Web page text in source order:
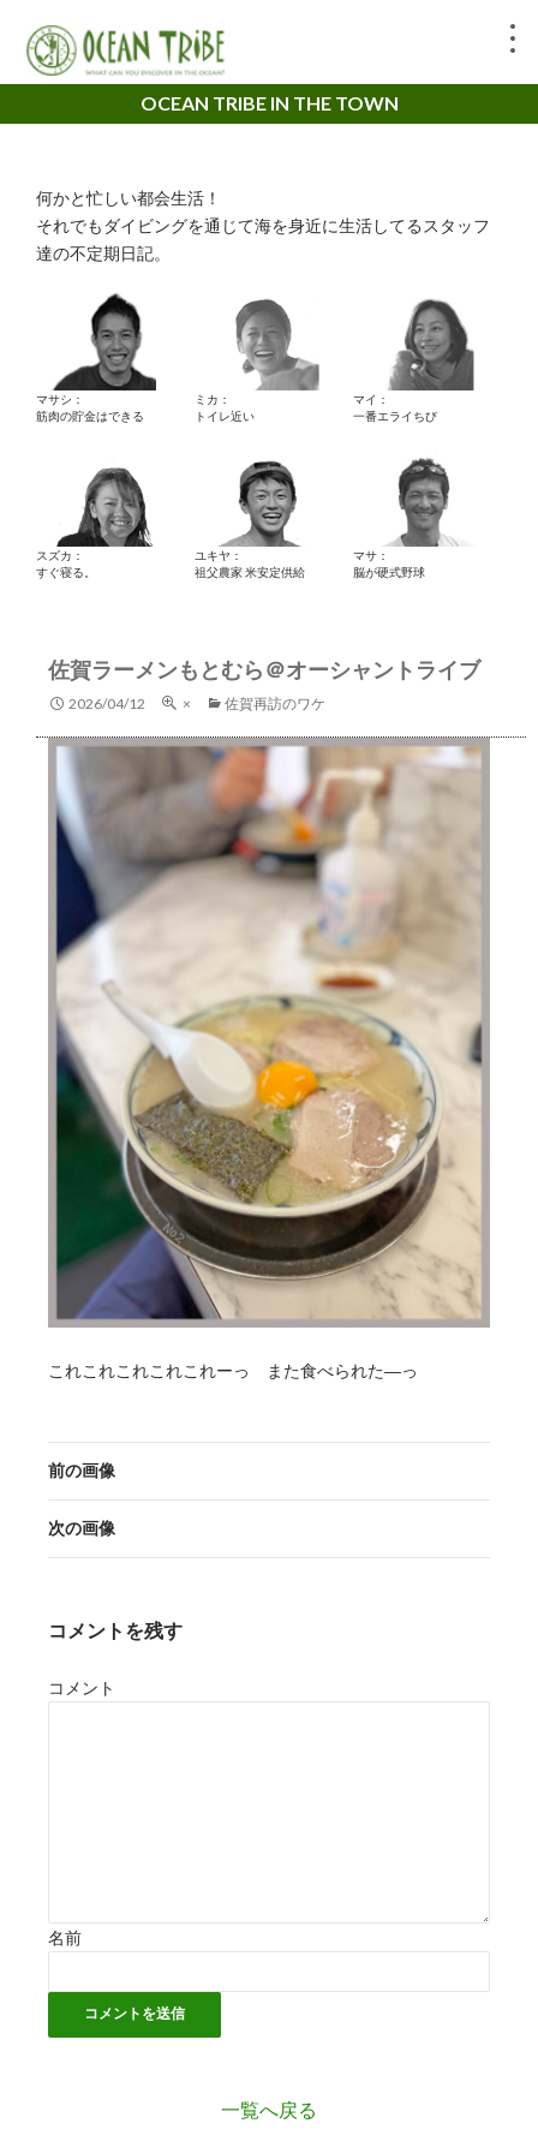
OCEAN TRIBE IN THE TOWN
何かと忙しい都会生活！
それでもダイビングを通じて海を身近に生活してるスタッフ
達の不定期日記。
マサシ：
筋肉の貯金はできる
ミカ：
トイレ近い
マイ：
一番エライちび
スズカ：
すぐ寝る。
ユキヤ：
祖父農家 米安定供給
マサ：
脳が硬式野球
佐賀ラーメンもとむら＠オーシャントライブ
2026/04/12 × 佐賀再訪のワケ
これこれこれこれこれーっ また食べられた―っ
前の画像
次の画像
コメントを残す
コメント
名前
一覧へ戻る